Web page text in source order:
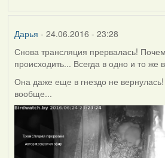
Дарья - 24.06.2016 - 23:28
Снова трансляция прервалась!
происходить... Всегда в одно и то же
Она даже еще в гнездо не
вообще...